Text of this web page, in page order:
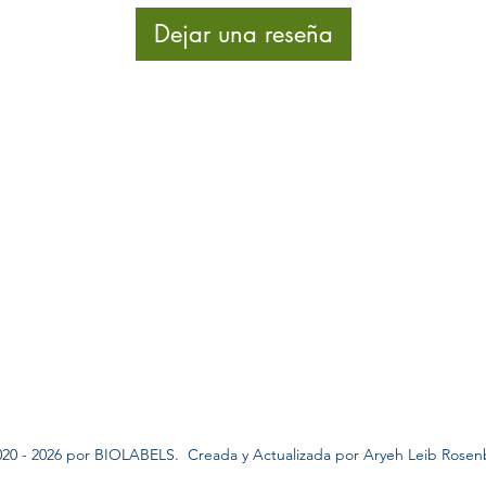
Dejar una reseña
- 2026 por BIOLABELS. Creada y Actualizada por Aryeh Leib